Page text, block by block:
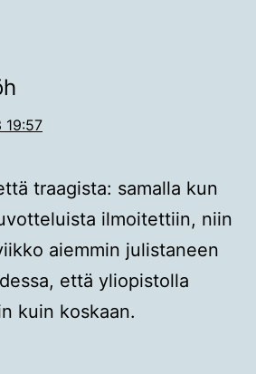
19:57
traagista: samalla kun
ilmoitettiin, niin
aiemmin julistaneen
että yliopistolla
kuin koskaan.